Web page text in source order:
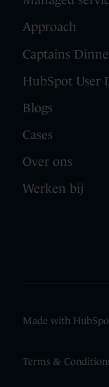
Approach
Captains
HubSpot User
Blogs
Cases
Over ons
Werken bij
Made with
Terms &